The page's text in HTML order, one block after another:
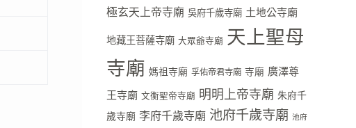
極玄天上帝寺廟 吳府千歲寺廟 土地公寺廟
地藏王菩薩寺廟 大眾爺寺廟 天上聖母
寺廟 媽祖寺廟 孚佑帝君寺廟 寺廟 廣澤尊
王寺廟 文衡聖帝寺廟 明明上帝寺廟 朱府千
歲寺廟 李府千歲寺廟 池府千歲寺廟 池府